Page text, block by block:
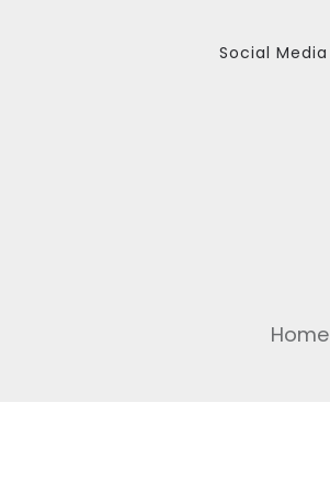
Social Media
Home